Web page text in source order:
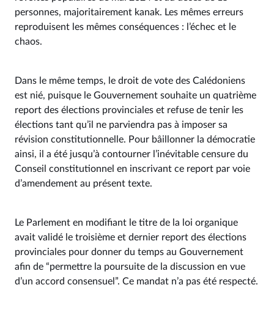
personnes, majoritairement kanak. Les mêmes erreurs
reproduisent les mêmes conséquences : l’échec et le
chaos.
Dans le même temps, le droit de vote des Calédoniens
est nié, puisque le Gouvernement souhaite un quatrième
report des élections provinciales et refuse de tenir les
élections tant qu’il ne parviendra pas à imposer sa
révision constitutionnelle. Pour bâillonner la démocratie
ainsi, il a été jusqu’à contourner l’inévitable censure du
Conseil constitutionnel en inscrivant ce report par voie
d’amendement au présent texte.
Le Parlement en modifiant le titre de la loi organique
avait validé le troisième et dernier report des élections
provinciales pour donner du temps au Gouvernement
afin de “permettre la poursuite de la discussion en vue
d’un accord consensuel”. Ce mandat n’a pas été respecté.